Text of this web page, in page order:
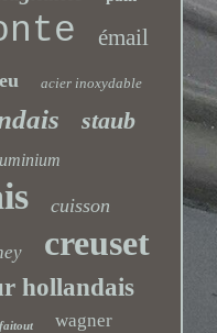
émail
acier inoxydable
staub
cuisson
creuset
hollandais
faitout wagner